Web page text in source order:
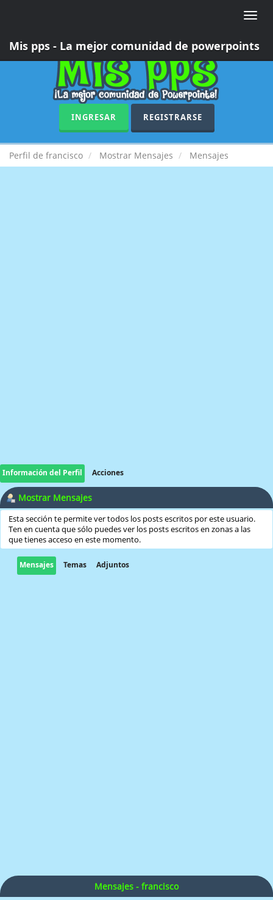
Toggle
Mis pps - La mejor comunidad de powerpoints
INGRESAR REGISTRARSE
Perfil de francisco Mostrar Mensajes Mensajes
Información del Perfil Acciones
Mostrar Mensajes
Esta sección te permite ver todos los posts escritos por este usuario.
Ten en cuenta que sólo puedes ver los posts escritos en zonas a las
que tienes acceso en este momento.
Mensajes Temas Adjuntos
Mensajes - francisco